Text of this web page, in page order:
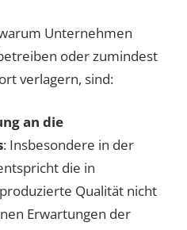
Unternehmen
oder zumindest
verlagern, sind:
an die
: Insbesondere in der
die in
Qualität nicht
Erwartungen der